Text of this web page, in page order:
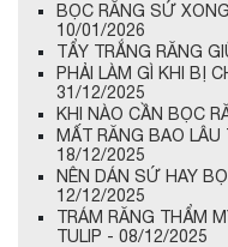
BỌC RĂNG SỨ
10/01/2026
TẨY TRẮNG RĂNG
PHẢI LÀM GÌ KHI BỊ
31/12/2025
KHI NÀO CẦN BỌC
MẤT RĂNG BAO
18/12/2025
NÊN DÁN SỨ HAY
12/12/2025
TRÁM RĂNG THẨM
TULIP - 08/12/2025